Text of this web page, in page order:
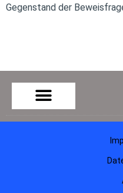
Gegenstand der